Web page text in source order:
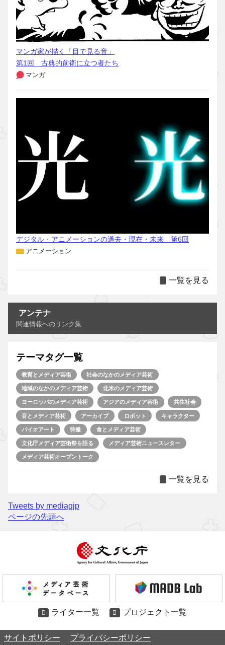
マンガ家が描く「目で見る音」
第1回 古典的前衛に立つ者たち
マンガ
デジタル・アニメーションの過去・現在・未来 第6回
アニメーション
一覧を見る
アンテナ
関連情報へのリンク集
テーマタグ一覧
教育とメディア芸術 社会のなかのメディア芸術
地域のなかのメディア芸術 北米のメディア芸術
ヨーロッパのメディア芸術 アジアのメディア芸術 共生社会
音とメディア芸術 アーカイブ ロボット キャラクター
バイオアート 特撮 食とメディア芸術
文化庁メディア芸術祭を語る メディア芸術ニュースレター
メディア芸術オープントーク
一覧を見る
Tweets by mediagjp
ページの先頭へ
ライター一覧 プロジェクト一覧
サイトポリシー プライバシーポリシー